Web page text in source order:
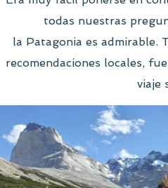
todas nuestras
la Patagonia es admirable.
recomendaciones locales,
viaje